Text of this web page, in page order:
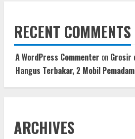
RECENT COMMENTS
A WordPress Commenter on Grosir
Hangus Terbakar, 2 Mobil
ARCHIVES